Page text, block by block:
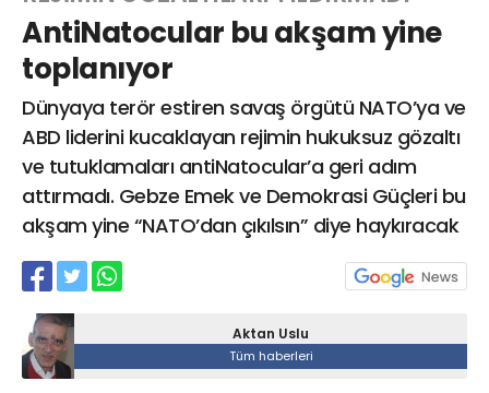
AntiNatocular bu akşam yine
toplanıyor
Dünyaya terör estiren savaş örgütü NATO’ya ve
ABD liderini kucaklayan rejimin hukuksuz gözaltı
ve tutuklamaları antiNatocular’a geri adım
attırmadı. Gebze Emek ve Demokrasi Güçleri bu
akşam yine “NATO’dan çıkılsın” diye haykıracak
Aktan Uslu
Tüm haberleri
Hacı Halil Mahallesi, İsmetpaşa
Caddesi, Beşiroğlu Altın Han Kat: 1
(BİLKAR)Gebze - KOCAELİ
aktanuslu@gmail.com